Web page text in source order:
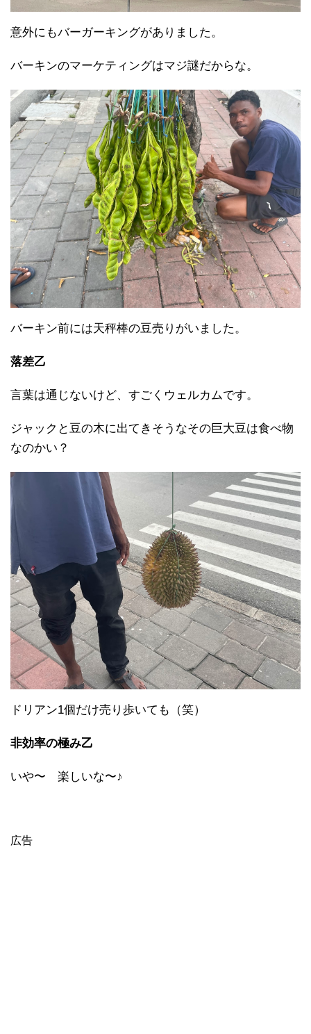
意外にもバーガーキングがありました。
バーキンのマーケティングはマジ謎だからな。
バーキン前には天秤棒の豆売りがいました。
落差乙
言葉は通じないけど、すごくウェルカムです。
ジャックと豆の木に出てきそうなその巨大豆は食べ物
なのかい？
ドリアン1個だけ売り歩いても（笑）
非効率の極み乙
いや〜 楽しいな〜♪
広告